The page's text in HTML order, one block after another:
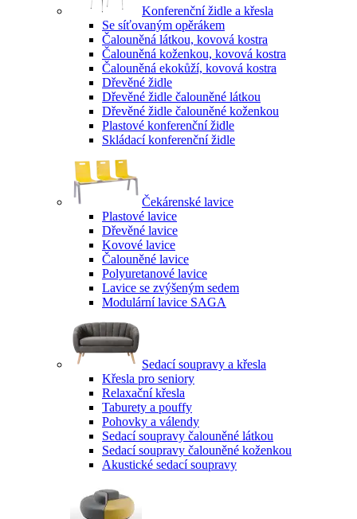
Konferenční židle a křesla
Se síťovaným opěrákem
Čalouněná látkou, kovová kostra
Čalouněná koženkou, kovová kostra
Čalouněná ekokůží, kovová kostra
Dřevěné židle
Dřevěné židle čalouněné látkou
Dřevěné židle čalouněné koženkou
Plastové konferenční židle
Skládací konferenční židle
Čekárenské lavice
Plastové lavice
Dřevěné lavice
Kovové lavice
Čalouněné lavice
Polyuretanové lavice
Lavice se zvýšeným sedem
Modulární lavice SAGA
Sedací soupravy a křesla
Křesla pro seniory
Relaxační křesla
Taburety a pouffy
Pohovky a válendy
Sedací soupravy čalouněné látkou
Sedací soupravy čalouněné koženkou
Akustické sedací soupravy